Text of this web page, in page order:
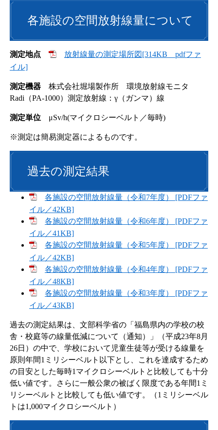
各施設の空間放射線量について
測定地点
放射線量の測定場所図[314KB pdfファ
イル]
測定機器 株式会社堀場製作所 環境放射線モニタ
Radi（PA-1000）測定放射線：γ（ガンマ）線
測定単位 μSv/h(マイクロシーベルト／毎時)
※測定は簡易測定器によるものです。
過去の測定結果
各施設の空間放射線量（令和7年度） [PDFファ
イル／42KB]
各施設の空間放射線量（令和6年度） [PDFファ
イル／41KB]
各施設の空間放射線量（令和5年度） [PDFファ
イル／42KB]
各施設の空間放射線量（令和4年度） [PDFファ
イル／48KB]
各施設の空間放射線量（令和3年度） [PDFファ
イル／43KB]
過去の測定結果は、文部科学省の「福島県内の学校の校
舎・校庭等の線量低減について（通知）」（平成23年8月
26日）の中で、学校において児童生徒等が受ける線量を
原則年間1ミリシーベルト以下とし、これを達成するため
の目安とした毎時1マイクロシーベルトと比較しても十分
低い値です。さらに一般公衆の被ばく限度である年間1ミ
リシーベルトと比較しても低い値です。（1ミリシーベル
トは1,000マイクロシーベルト）